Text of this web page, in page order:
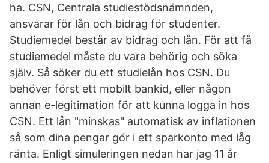
ha. CSN, Centrala studiestödsnämnden,
ansvarar för lån och bidrag för studenter.
Studiemedel består av bidrag och lån. För att få
studiemedel måste du vara behörig och söka
själv. Så söker du ett studielån hos CSN. Du
behöver först ett mobilt bankid, eller någon
annan e-legitimation för att kunna logga in hos
CSN. Ett lån "minskas" automatisk av inflationen
så som dina pengar gör i ett sparkonto med låg
ränta. Enligt simuleringen nedan har jag 11 år